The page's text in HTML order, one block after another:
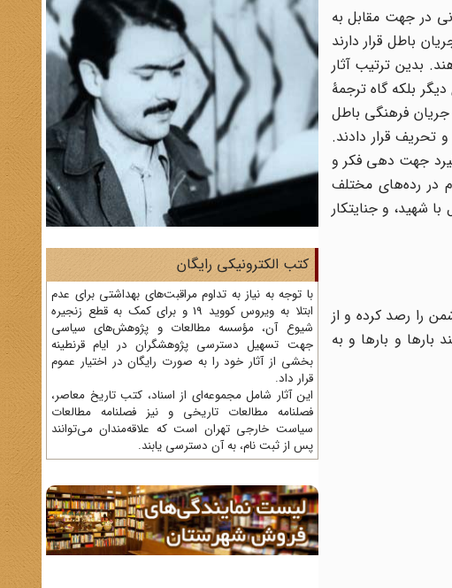
در جهت مقابل به
باطل قرار دارند
بدین ترتیب آثار
بلکه گاه ترجمۀ
فرهنگی باطل
قرار دادند.
جهت دهی فکر و
در رده‌های مختلف
شهید، و جنایتکار
را رصد کرده و از
و بارها و به
کتب الکترونیکی رایگان
با توجه به نیاز به تداوم مراقبت‌های بهداشتی برای عدم
ابتلا به ویروس کووید 19 و برای کمک به قطع زنجیره
شیوع آن، مؤسسه مطالعات و پژوهش‌های سیاسی
جهت تسهیل دسترسی پژوهشگران در ایام قرنطینه
بخشی از آثار خود را به صورت رایگان در اختیار عموم
قرار داد.
این آثار شامل مجموعه‌ای از اسناد، کتب تاریخ معاصر،
فصلنامه‌ مطالعات تاریخی و نیز فصلنامه مطالعات
سیاست خارجی تهران است که علاقه‌مندان می‌توانند
پس از ثبت نام، به آن دسترسی یابند.